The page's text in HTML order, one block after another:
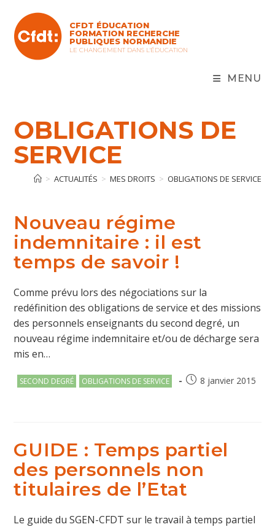
content
CFDT ÉDUCATION
FORMATION RECHERCHE
PUBLIQUES NORMANDIE
LE CHANGEMENT DANS L'ÉDUCATION
MENU
OBLIGATIONS DE
SERVICE
> ACTUALITÉS > MES DROITS > OBLIGATIONS DE SERVICE
Nouveau régime
indemnitaire : il est
temps de savoir !
Comme prévu lors des négociations sur la
redéfinition des obligations de service et des missions
des personnels enseignants du second degré, un
nouveau régime indemnitaire et/ou de décharge sera
mis en…
Post
SECOND DEGRÉ OBLIGATIONS DE SERVICE
Publication
8 janvier 2015
GUIDE : Temps partiel
des personnels non
titulaires de l’Etat
Le guide du SGEN-CFDT sur le travail à temps partiel